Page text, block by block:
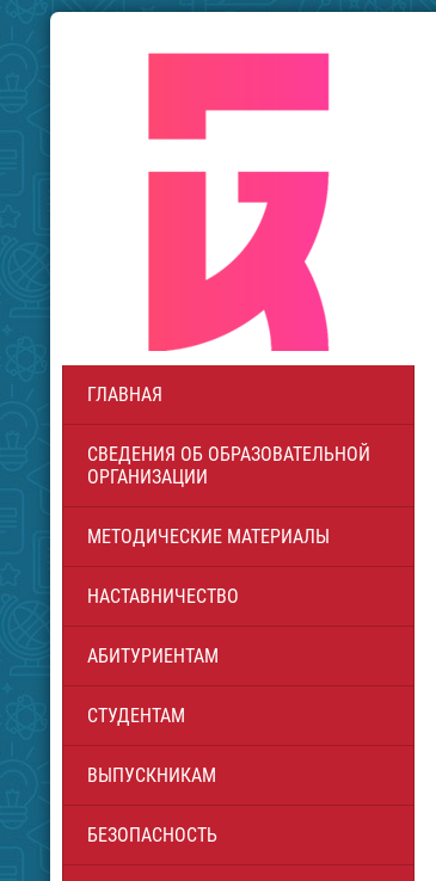
ГЛАВНАЯ
СВЕДЕНИЯ ОБ ОБРАЗОВАТЕЛЬНОЙ
ОРГАНИЗАЦИИ
МЕТОДИЧЕСКИЕ МАТЕРИАЛЫ
НАСТАВНИЧЕСТВО
АБИТУРИЕНТАМ
СТУДЕНТАМ
ВЫПУСКНИКАМ
БЕЗОПАСНОСТЬ